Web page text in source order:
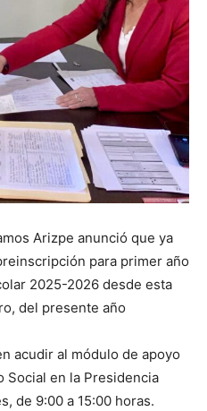
Arizpe anunció que ya
para primer año
2025-2026 desde esta
del presente año
acudir al módulo de apoyo
Social en la Presidencia
de 9:00 a 15:00 horas.